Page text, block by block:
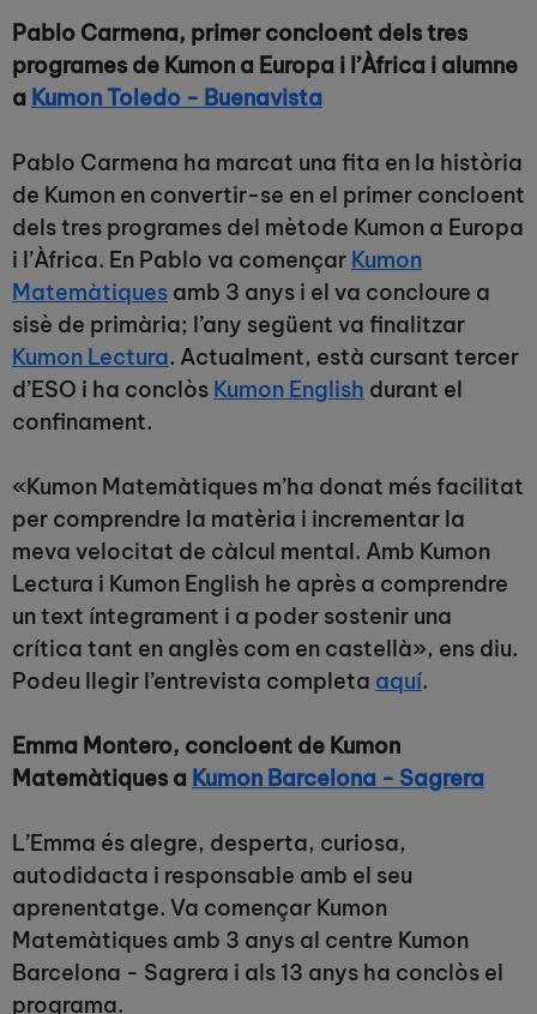
Pablo Carmena, primer concloent dels tres
programes de Kumon a Europa i l’Àfrica i alumne
a Kumon Toledo - Buenavista
Pablo Carmena ha marcat una fita en la història
de Kumon en convertir-se en el primer concloent
dels tres programes del mètode Kumon a Europa
i l’Àfrica. En Pablo va començar Kumon
Matemàtiques amb 3 anys i el va concloure a
sisè de primària; l’any següent va finalitzar
Kumon Lectura. Actualment, està cursant tercer
d’ESO i ha conclòs Kumon English durant el
confinament.
«Kumon Matemàtiques m’ha donat més facilitat
per comprendre la matèria i incrementar la
meva velocitat de càlcul mental. Amb Kumon
Lectura i Kumon English he après a comprendre
un text íntegrament i a poder sostenir una
crítica tant en anglès com en castellà», ens diu.
Podeu llegir l’entrevista completa aquí.
Emma Montero, concloent de Kumon
Matemàtiques a Kumon Barcelona - Sagrera
L’Emma és alegre, desperta, curiosa,
autodidacta i responsable amb el seu
aprenentatge. Va començar Kumon
Matemàtiques amb 3 anys al centre Kumon
Barcelona - Sagrera i als 13 anys ha conclòs el
programa.